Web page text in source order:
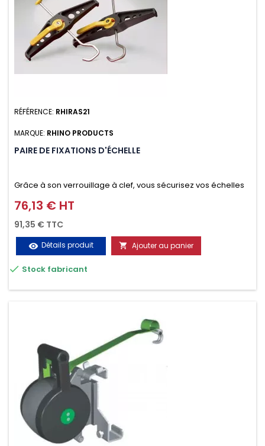
RÉFÉRENCE: RHIRAS21
MARQUE: RHINO PRODUCTS
PAIRE DE FIXATIONS D'ÉCHELLE
Grâce à son verrouillage à clef, vous sécurisez vos échelles
d'un seul geste aussi bien contre le vol que pendant le
transport. Référence vendue par paire.
Prix
76,13 € HT
91,35 € TTC
visibility Détails produit  Ajouter au panier
 Stock fabricant